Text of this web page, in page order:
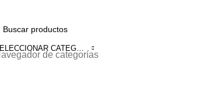
SELECCIONAR CATEGORÍA
de categorías